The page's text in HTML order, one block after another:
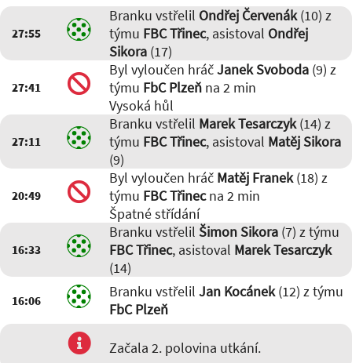
27:55
Branku vstřelil Ondřej Červenák(10) z
týmu FBC Třinec, asistoval Ondřej
Sikora(17)
27:41
Byl vyloučen hráčJanek Svoboda(9) z
týmu FbC Plzeňna 2 min
Vysoká hůl
27:11
Branku vstřelil Marek Tesarczyk(14) z
týmu FBC Třinec, asistoval Matěj Sikora
(9)
20:49
Byl vyloučen hráč Matěj Franek(18) z
týmu FBC Třinecna 2 min
Špatné střídání
16:33
Branku vstřelil Šimon Sikora(7) z týmu
FBC Třinec, asistoval Marek Tesarczyk
(14)
16:06 Branku vstřelil Jan Kocánek(12) z týmu
FbC Plzeň
Začala 2. polovina utkání.